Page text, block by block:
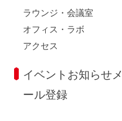
ラウンジ・会議室
オフィス・ラボ
アクセス
イベントお知らせメ
ール登録